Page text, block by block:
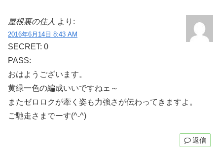
屋根裏の住人 より:
2016年6月14日 8:43 AM
SECRET: 0
PASS:
おはようございます。
黄緑一色の編成いいですねェ～
またゼロロクが牽く姿も力強さが伝わってきますよ。
ご馳走さまでーす(^-^)
返信